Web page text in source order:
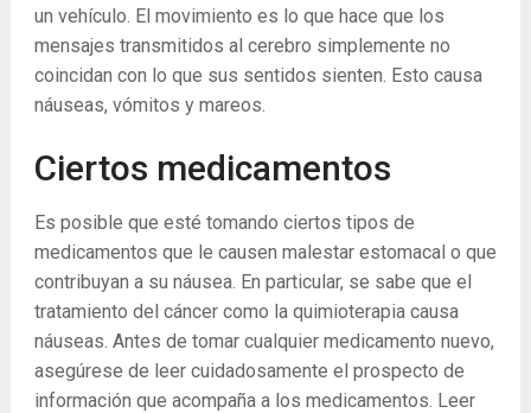
un vehículo. El movimiento es lo que hace que los
mensajes transmitidos al cerebro simplemente no
coincidan con lo que sus sentidos sienten. Esto causa
náuseas, vómitos y mareos.
Ciertos medicamentos
Es posible que esté tomando ciertos tipos de
medicamentos que le causen malestar estomacal o que
contribuyan a su náusea. En particular, se sabe que el
tratamiento del cáncer como la quimioterapia causa
náuseas. Antes de tomar cualquier medicamento nuevo,
asegúrese de leer cuidadosamente el prospecto de
información que acompaña a los medicamentos. Leer